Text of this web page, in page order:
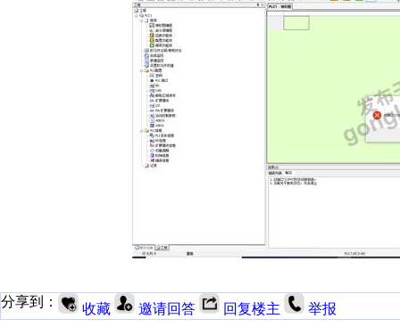
分享到： 收藏 邀请回答 回复楼主 举报